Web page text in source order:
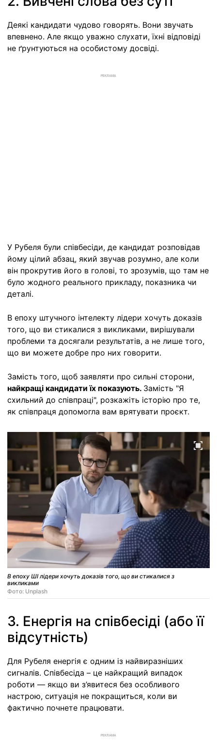
Деякі кандидати чудово говорять. Вони звучать
впевнено. Але якщо уважно слухати, їхні відповіді
не ґрунтуються на особистому досвіді.
РЕКЛАМА
У Рубеля були співбесіди, де кандидат розповідав
йому цілий абзац, який звучав розумно, але коли
він прокрутив його в голові, то зрозумів, що там не
було жодного реального прикладу, показника чи
деталі.
В епоху штучного інтелекту лідери хочуть доказів
того, що ви стикалися з викликами, вирішували
проблеми та досягали результатів, а не лише того,
що ви можете добре про них говорити.
Замість того, щоб заявляти про сильні сторони,
найкращі кандидати їх показують. Замість "Я
схильний до співпраці", розкажіть історію про те,
як співпраця допомогла вам врятувати проєкт.
В епоху ШІ лідери хочуть доказів того, що ви стикалися з
викликами
Фото: Unplash
3. Енергія на співбесіді (або її
відсутність)
Для Рубеля енергія є одним із найвиразніших
сигналів. Співбесіда – це найкращий випадок
роботи — якщо ви з’явитеся без особливого
настрою, ситуація не покращиться, коли ви
фактично почнете працювати.
РЕКЛАМА